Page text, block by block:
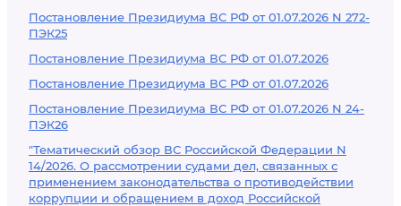
Постановление Президиума ВС РФ от 01.07.2026 N 272-
ПЭК25
Постановление Президиума ВС РФ от 01.07.2026
Постановление Президиума ВС РФ от 01.07.2026
Постановление Президиума ВС РФ от 01.07.2026 N 24-
ПЭК26
"Тематический обзор ВС Российской Федерации N
14/2026. О рассмотрении судами дел, связанных с
применением законодательства о противодействии
коррупции и обращением в доход Российской